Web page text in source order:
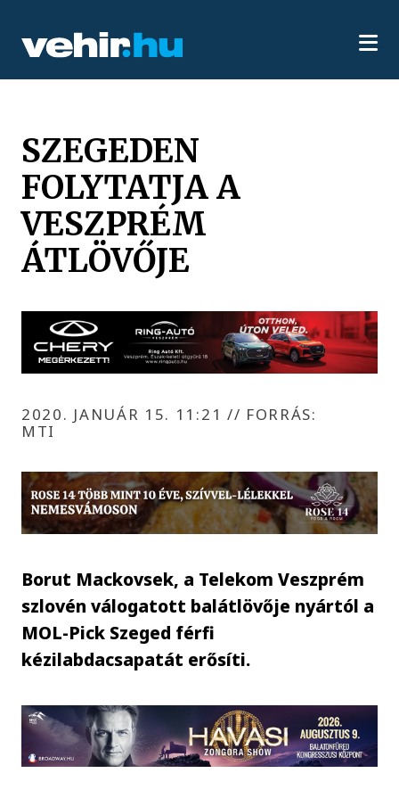
SZEGEDEN
FOLYTATJA A
VESZPRÉM
ÁTLÖVŐJE
2020. JANUÁR 15. 11:21 // FORRÁS:
MTI
Borut Mackovsek, a Telekom Veszprém
szlovén válogatott balátlövője nyártól a
MOL-Pick Szeged férfi
kézilabdacsapatát erősíti.